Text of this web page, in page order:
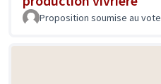
Proposition soumise au vote